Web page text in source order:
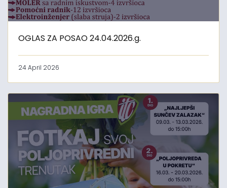
OGLAS ZA POSAO 24.04.2026.g.
24 April 2026